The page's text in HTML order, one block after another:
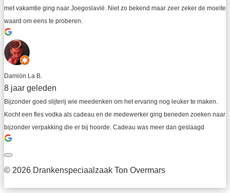
met vakamtie ging naar Joegoslavië. Niet zo bekend maar zeer zeker de moeite
waard om eens te proberen.
Damiön La B.
8 jaar geleden
Bijzonder goed slijterij wie meedenken om het ervaring nog leuker te maken.
Kocht een fles vodka als cadeau en de medewerker ging beneden zoeken naar
bijzonder verpakking die er bij hoorde. Cadeau was meer dan geslaagd
© 2026 Drankenspeciaalzaak Ton Overmars